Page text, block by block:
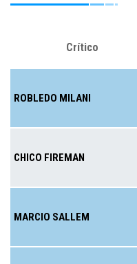
Crítico
ROBLEDO MILANI
CHICO FIREMAN
MARCIO SALLEM